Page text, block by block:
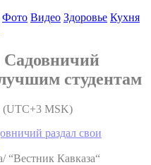
Фото Видео Здоровье Кухня
студентам
(UTC+3 MSK)
Кавказа“